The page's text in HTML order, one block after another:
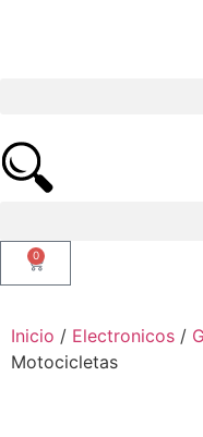
0
Inicio / Electronicos /
Motocicletas